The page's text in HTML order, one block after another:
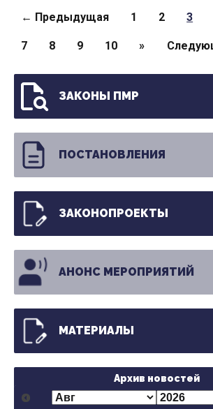
Страницы
← Предыдущая 1 2 3
7 8 9 10 »
ЗАКОНЫ ПМР
ПОСТАНОВЛЕНИЯ
ЗАКОНОПРОЕКТЫ
АНОНС МЕРОПРИЯТИЙ
МАТЕРИАЛЫ
Архив новостей